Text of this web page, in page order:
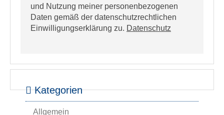
und Nutzung meiner personenbezogenen
Daten gemäß der datenschutzrechtlichen
Einwilligungserklärung zu. Datenschutz
Kategorien
Allgemein